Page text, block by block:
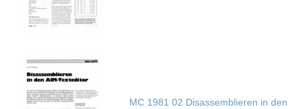
MC 1981 02 Disassemblieren in den